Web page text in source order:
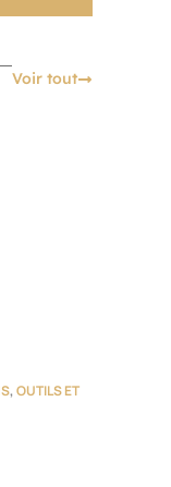
Voir tout
,OUTILS ET